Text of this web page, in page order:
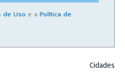
de Uso e a Política de
Cidades